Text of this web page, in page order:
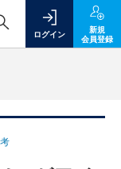
ログイン
新規
会員登録